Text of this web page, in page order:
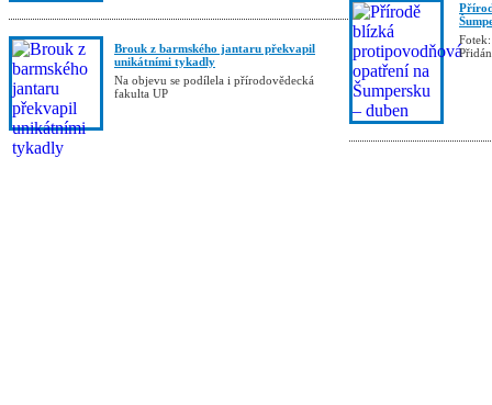
Brouk z barmského jantaru překvapil
unikátními tykadly
Na objevu se podílela i přírodovědecká
fakulta UP